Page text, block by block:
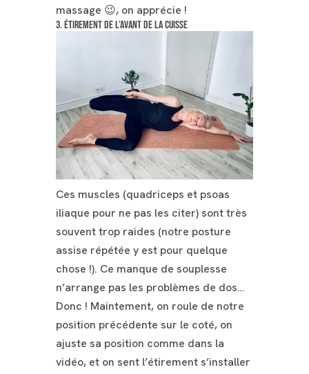
massage 😉, on apprécie !
3. Étirement de l’avant de la cuisse
Ces muscles (quadriceps et psoas
iliaque pour ne pas les citer) sont très
souvent trop raides (notre posture
assise répétée y est pour quelque
chose !). Ce manque de souplesse
n’arrange pas les problèmes de dos…
Donc ! Maintement, on roule de notre
position précédente sur le coté, on
ajuste sa position comme dans la
vidéo, et on sent l’étirement s’installer